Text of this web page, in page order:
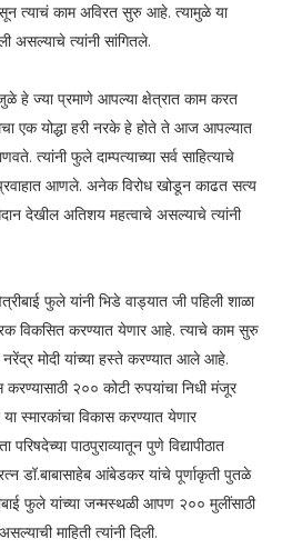
त्याचं काम अविरत सुरु आहे. त्यामुळे या
असल्याचे त्यांनी सांगितले.
हे ज्या प्रमाणे आपल्या क्षेत्रात काम करत
एक योद्धा हरी नरके हे होते ते आज आपल्यात
त्यांनी फुले दाम्पत्याच्या सर्व साहित्याचे
आणले. अनेक विरोध खोडून काढत सत्य
देखील अतिशय महत्वाचे असल्याचे त्यांनी
फुले यांनी भिडे वाड्यात जी पहिली शाळा
विकसित करण्यात येणार आहे. त्याचे काम सुरु
मोदी यांच्या हस्ते करण्यात आले आहे.
करण्यासाठी २०० कोटी रुपयांचा निधी मंजूर
स्मारकांचा विकास करण्यात येणार
पाठपुराव्यातून पुणे विद्यापीठात
डॉ.बाबासाहेब आंबेडकर यांचे पूर्णाकृती पुतळे
फुले यांच्या जन्मस्थळी आपण २०० मुलींसाठी
माहिती त्यांनी दिली.